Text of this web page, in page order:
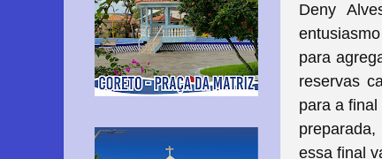
Deny
para
reservas
para a
essa final